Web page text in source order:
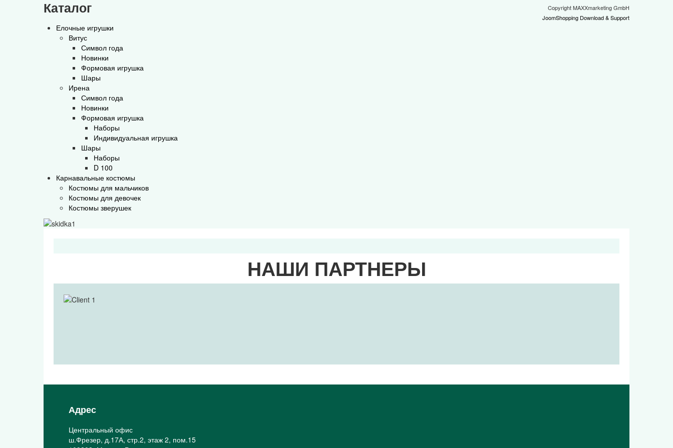
Каталог
Елочные игрушки
Витус
Символ года
Новинки
Формовая игрушка
Шары
Ирена
Символ года
Новинки
Формовая игрушка
Наборы
Индивидуальная игрушка
Шары
Наборы
D 100
Карнавальные костюмы
Костюмы для мальчиков
Костюмы для девочек
Костюмы зверушек
Copyright MAXXmarketing GmbH
JoomShopping Download & Support
НАШИ ПАРТНЕРЫ
Адрес
Центральный офис
ш.Фрезер, д.17А, стр.2, этаж 2, пом.15